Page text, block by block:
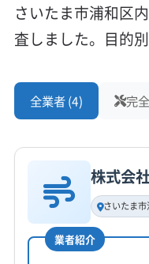
さいたま市浦和区
査しました。目的
全業者 (4) 完
株式会
さいたま
業者紹介